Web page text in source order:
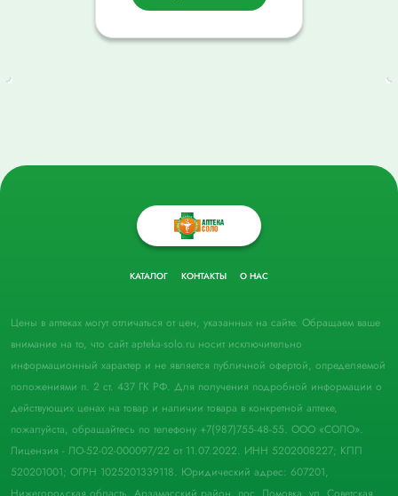
КАТАЛОГ КОНТАКТЫ О НАС
Цены в аптеках могут отличаться от цен, указанных на сайте. Обращаем ваше
внимание на то, что сайт apteka-solo.ru носит исключительно
информационный характер и не является публичной офертой, определяемой
положениями п. 2 ст. 437 ГК РФ. Для получения подробной информации о
действующих ценах на товар и наличии товара в конкретной аптеке,
пожалуйста, обращайтесь по телефону +7(987)755-48-55. ООО «СОЛО».
Лицензия - ЛО-52-02-000097/22 от 11.07.2022. ИНН 5202008227; КПП
520201001; ОГРН 1025201339118. Юридический адрес: 607201,